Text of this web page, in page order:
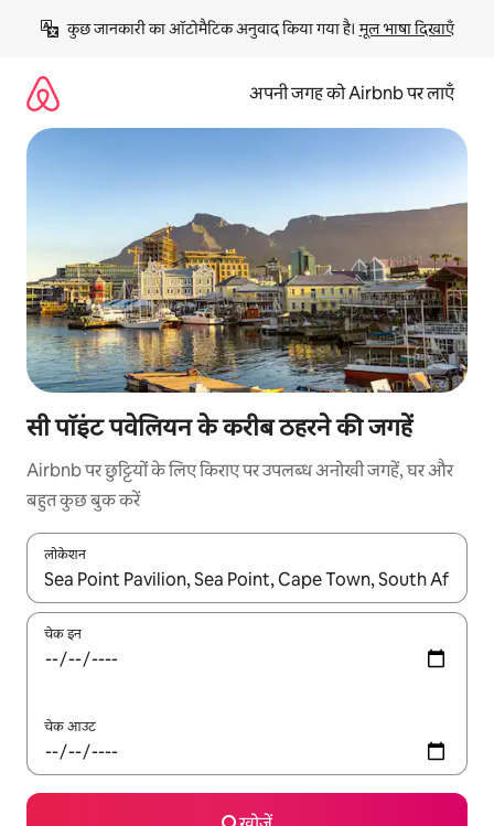
छोड़कर
कॉन्टेंट
कुछ जानकारी का ऑटोमैटिक अनुवाद किया गया है। मूल भाषा दिखाएँ
अपनी जगह को Airbnb पर लाएँ
सी पॉइंट पवेलियन के करीब ठहरने की जगहें
Airbnb पर छुट्टियों के लिए किराए पर उपलब्ध अनोखी जगहें, घर और
बहुत कुछ बुक करें
लोकेशन
नतीजों के उपलब्ध होने पर, अप और डाउन 'ऐरो की' का इस्तेमाल करके नेविगेट
चेक इन
चेक आउट